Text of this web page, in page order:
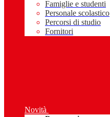
Famiglie e studenti
Personale scolastico
Percorsi di studio
Fornitori
Novità